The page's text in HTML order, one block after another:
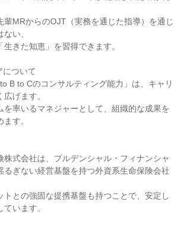
輩MRからのOJT（実務を通じた指導）を通じ
い、
きた知恵」を習得できます。
ついて
B to Cのコンサルティング能力」は、キャリ
げます。
を率いるマネジャーとして、組織的な成果を
す。
株式会社は、プルデンシャル・フィナンシャ
るぎない経営基盤を持つ外資系生命保険会社
トとの強固な提携基盤も持つことで、安定し
います。